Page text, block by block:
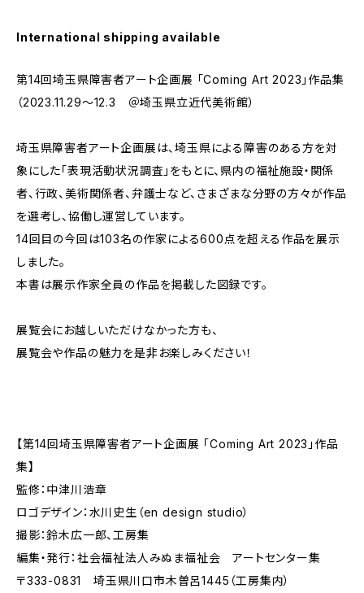
International shipping available
第14回埼玉県障害者アート企画展 「Coming Art 2023」作品集
（2023.11.29～12.3 ＠埼玉県立近代美術館）
埼玉県障害者アート企画展は、埼玉県による障害のある方を対
象にした「表現活動状況調査」をもとに、県内の福祉施設・関係
者、行政、美術関係者、弁護士など、さまざまな分野の方々が作品
を選考し、協働し運営しています。
14回目の今回は103名の作家による600点を超える作品を展示
しました。
本書は展示作家全員の作品を掲載した図録です。
展覧会にお越しいただけなかった方も、
展覧会や作品の魅力を是非お楽しみください！
【第14回埼玉県障害者アート企画展 「Coming Art 2023」作品
集】
監修：中津川浩章
ロゴデザイン：水川史生（en design studio）
撮影：鈴木広一郎、工房集
編集・発行：社会福祉法人みぬま福祉会 アートセンター集
〒333-0831 埼玉県川口市木曽呂1445（工房集内）